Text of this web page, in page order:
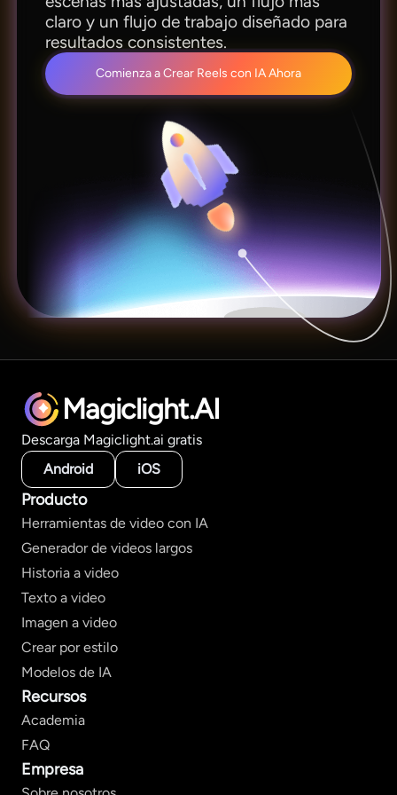
claro y un flujo de trabajo diseñado para
resultados consistentes.
Comienza a Crear Reels con IA Ahora
Magiclight.AI
Descarga Magiclight.ai gratis
Android
iOS
Producto
Herramientas de video con IA
Generador de videos largos
Historia a video
Texto a video
Imagen a video
Crear por estilo
Modelos de IA
Recursos
Academia
FAQ
Empresa